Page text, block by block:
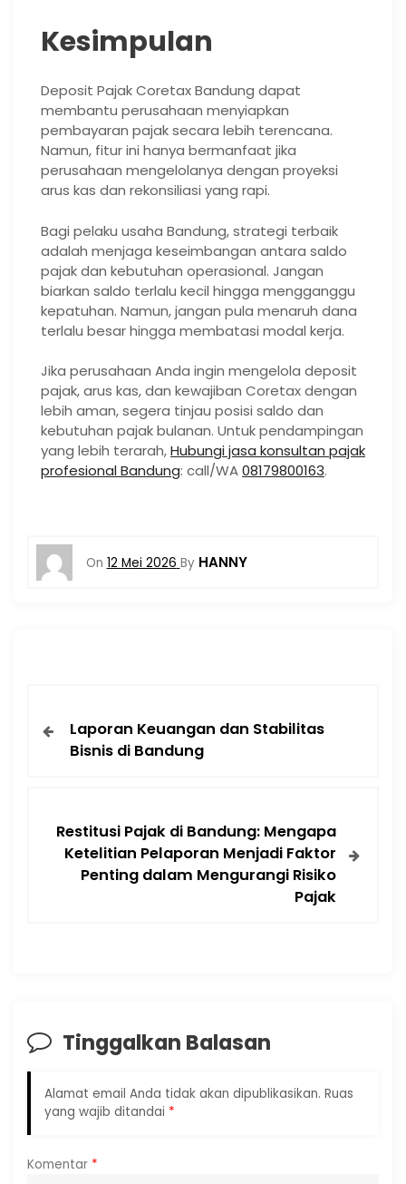
Kesimpulan
Deposit Pajak Coretax Bandung dapat
membantu perusahaan menyiapkan
pembayaran pajak secara lebih terencana.
Namun, fitur ini hanya bermanfaat jika
perusahaan mengelolanya dengan proyeksi
arus kas dan rekonsiliasi yang rapi.
Bagi pelaku usaha Bandung, strategi terbaik
adalah menjaga keseimbangan antara saldo
pajak dan kebutuhan operasional. Jangan
biarkan saldo terlalu kecil hingga mengganggu
kepatuhan. Namun, jangan pula menaruh dana
terlalu besar hingga membatasi modal kerja.
Jika perusahaan Anda ingin mengelola deposit
pajak, arus kas, dan kewajiban Coretax dengan
lebih aman, segera tinjau posisi saldo dan
kebutuhan pajak bulanan. Untuk pendampingan
yang lebih terarah,Hubungi jasa konsultan pajak
profesional Bandung: call/WA08179800163.
On 12 Mei 2026 By HANNY
Laporan Keuangan dan Stabilitas
Bisnis di Bandung
Restitusi Pajak di Bandung: Mengapa
Ketelitian Pelaporan Menjadi Faktor
Penting dalam Mengurangi Risiko
Pajak
Tinggalkan Balasan
Alamat email Anda tidak akan dipublikasikan. Ruas
yang wajib ditandai *
Komentar *